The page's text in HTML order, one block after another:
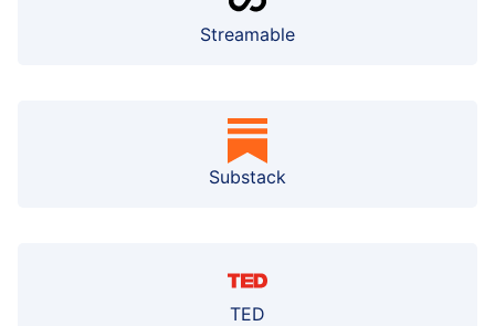
Streamable
Substack
TED